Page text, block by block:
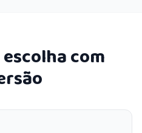
com